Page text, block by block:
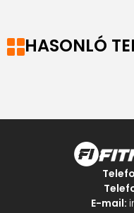
HASONLÓ
E-mail: